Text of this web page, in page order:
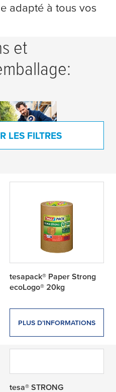
adapté à tous vos
et
de
d’emballage
LES FILTRES
tesapack® Paper Strong
ecoLogo® 20kg
PLUS D’INFORMATIONS
tesa® STRONG